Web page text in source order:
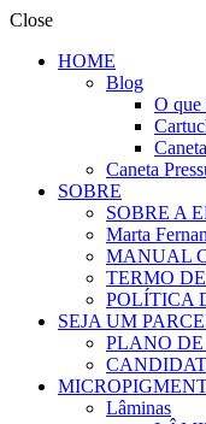
Close
HOME
Blog
O que
Caneta
SOBRE
SOBRE A
Marta
MANUAL
TERMO
POLÍTICA
SEJA UM
PLANO
Lâminas